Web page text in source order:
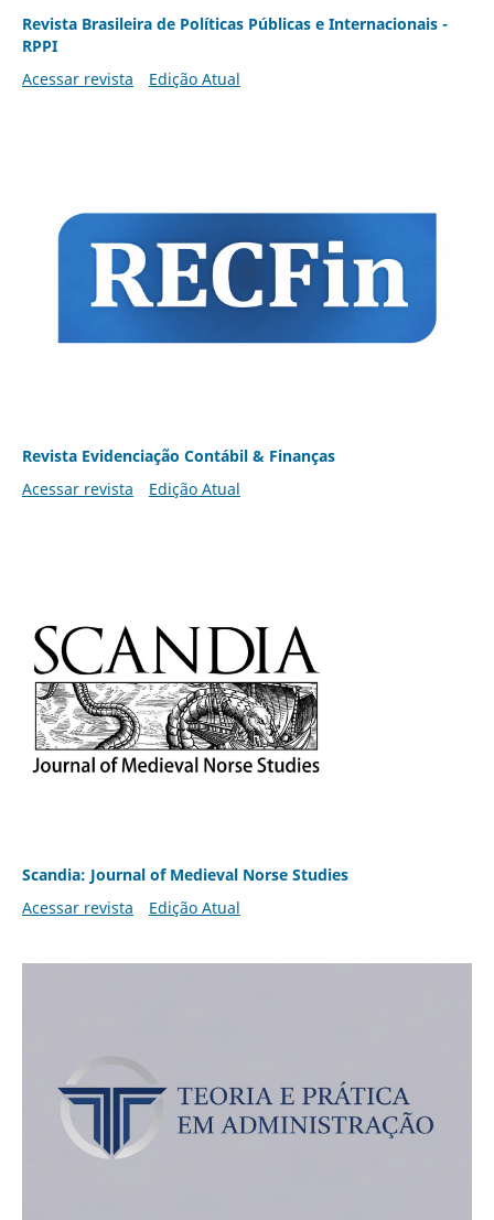
Revista Brasileira de Políticas Públicas e Internacionais -
RPPI
Acessar revista
Edição Atual
Revista Evidenciação Contábil & Finanças
Acessar revista
Edição Atual
Scandia: Journal of Medieval Norse Studies
Acessar revista
Edição Atual